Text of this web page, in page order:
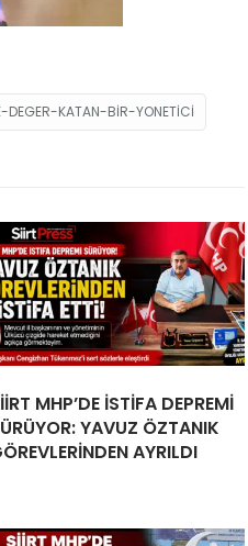
KATAN-BIR-YONETICI
MHP’DE İSTİFA DEPREMİ
YAVUZ ÖZTANIK
AYRILDI